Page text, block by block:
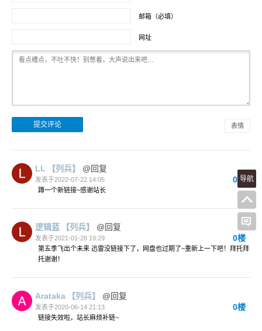
邮箱（必填）
网址
表情
LL 【列兵】 @回复
发表于2022-07-22 14:05 0楼
蹲一个新链接~感谢站长
逻辑蓝 【列兵】 @回复
发表于2021-01-28 19:29 0楼
第五季飞出个未来 迅雷没链接下了，网盘也过期了~重新上一下吧！拜托拜
托谢谢！
Arataka 【列兵】 @回复
发表于2020-06-14 21:13 0楼
链接失效啦，站长麻烦补链~
导航